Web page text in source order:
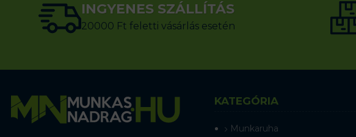
INGYENES SZÁLLÍTÁS
20000 Ft feletti vásárlás esetén
KATEGÓRIA
Munkaruha